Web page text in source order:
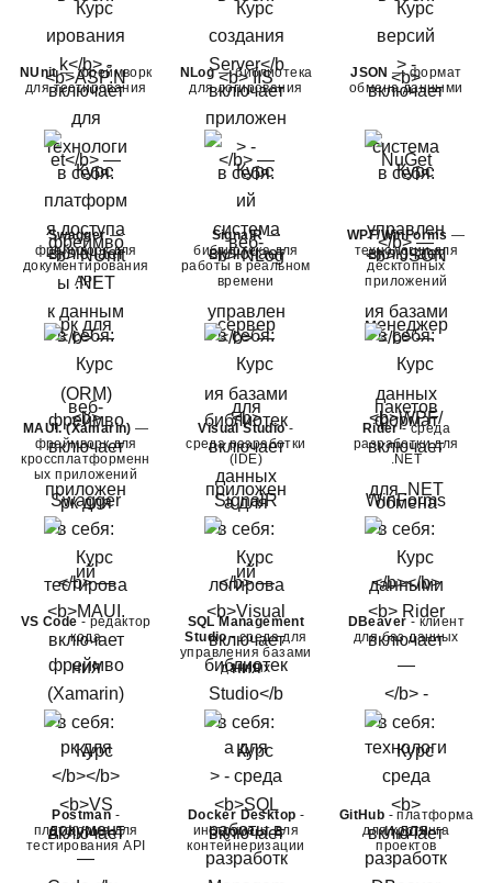
NUnit— фреймворк
для тестирования
NLog— библиотека
для логирования
JSON— формат
обмена данными
Swagger—
фреймворк для
документирования
API
SignalR—
библиотека для
работы в реальном
времени
WPF/WinForms —
технологии для
десктопных
приложений
MAUI. (Xamarin) —
фреймворк для
кроссплатформенн
ых приложений
Visual Studio-
среда разработки
(IDE)
Rider- среда
разработки для
.NET
VS Code- редактор
кода
SQL Management
Studio- среда для
управления базами
данных
DBeaver - клиент
для баз данных
Postman -
платформа для
тестирования API
Docker Desktop -
инструмент для
контейнеризации
GitHub - платформа
для хостинга
проектов